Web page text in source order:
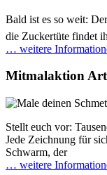
Bald ist es so weit:
die Zuckertüte findet
… weitere
Mitmalaktion
Stellt euch vor:
Jede Zeichnung für
Schwarm, der
… weitere